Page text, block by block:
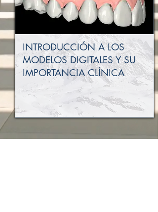
INTRODUCCIÓN A LOS
MODELOS DIGITALES Y SU
IMPORTANCIA CLÍNICA